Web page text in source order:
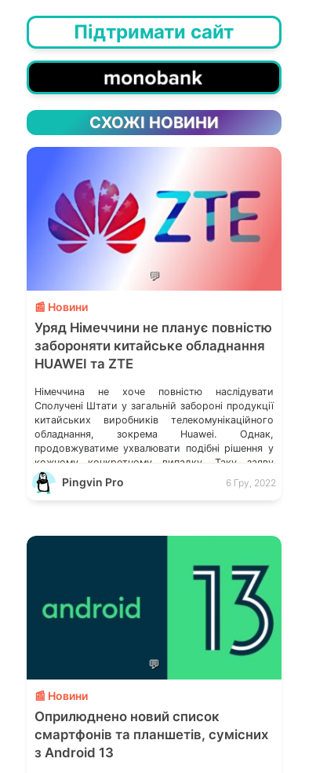
Підтримати сайт
СХОЖІ НОВИНИ
💬
📰 Новини
Уряд Німеччини не планує повністю
забороняти китайське обладнання
HUAWEI та ZTE
Німеччина не хоче повністю наслідувати
Сполучені Штати у загальній забороні продукції
китайських виробників телекомунікаційного
обладнання, зокрема Huawei. Однак,
продовжуватиме ухвалювати подібні рішення у
кожному конкретному випадку. Таку заяву
зробив представник Міністерства економіки. На
московії величезний попит на вживане
Pingvin Pro 6 Гру, 2022
💬
📰 Новини
Оприлюднено новий список
смартфонів та планшетів, сумісних
з Android 13